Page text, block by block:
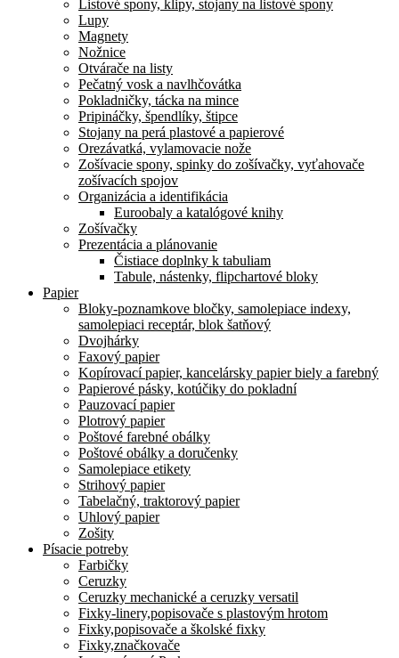
Listové spony, klipy, stojany na listové spony
Lupy
Magnety
Nožnice
Otvárače na listy
Pečatný vosk a navlhčovátka
Pokladničky, tácka na mince
Pripináčky, špendlíky, štipce
Stojany na perá plastové a papierové
Orezávatká, vylamovacie nože
Zošívacie spony, spinky do zošívačky, vyťahovače
zošívacích spojov
Organizácia a identifikácia
Euroobaly a katalógové knihy
Zošívačky
Prezentácia a plánovanie
Čistiace doplnky k tabuliam
Tabule, nástenky, flipchartové bloky
Papier
Bloky-poznamkove bločky, samolepiace indexy,
samolepiaci receptár, blok šatňový
Dvojhárky
Faxový papier
Kopírovací papier, kancelársky papier biely a farebný
Papierové pásky, kotúčiky do pokladní
Pauzovací papier
Plotrový papier
Poštové farebné obálky
Poštové obálky a doručenky
Samolepiace etikety
Strihový papier
Tabelačný, traktorový papier
Uhlový papier
Zošity
Písacie potreby
Farbičky
Ceruzky
Ceruzky mechanické a ceruzky versatil
Fixky-linery,popisovače s plastovým hrotom
Fixky,popisovače a školské fixky
Fixky,značkovače